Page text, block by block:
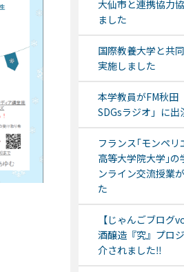
大仙市と連携協力
ました
国際教養大学と共
実施しました
本学教員がFM秋田
SDGsラジオ」に出
フランス｢モンペリ
高等大学院大学｣の
ンライン交流授業
た
【じゃんごブログ
酒醸造『究』プロ
介されました‼